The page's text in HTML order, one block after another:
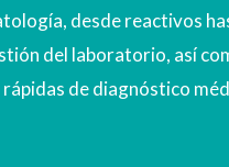
desde reactivos
del laboratorio, así
de diagnóstico